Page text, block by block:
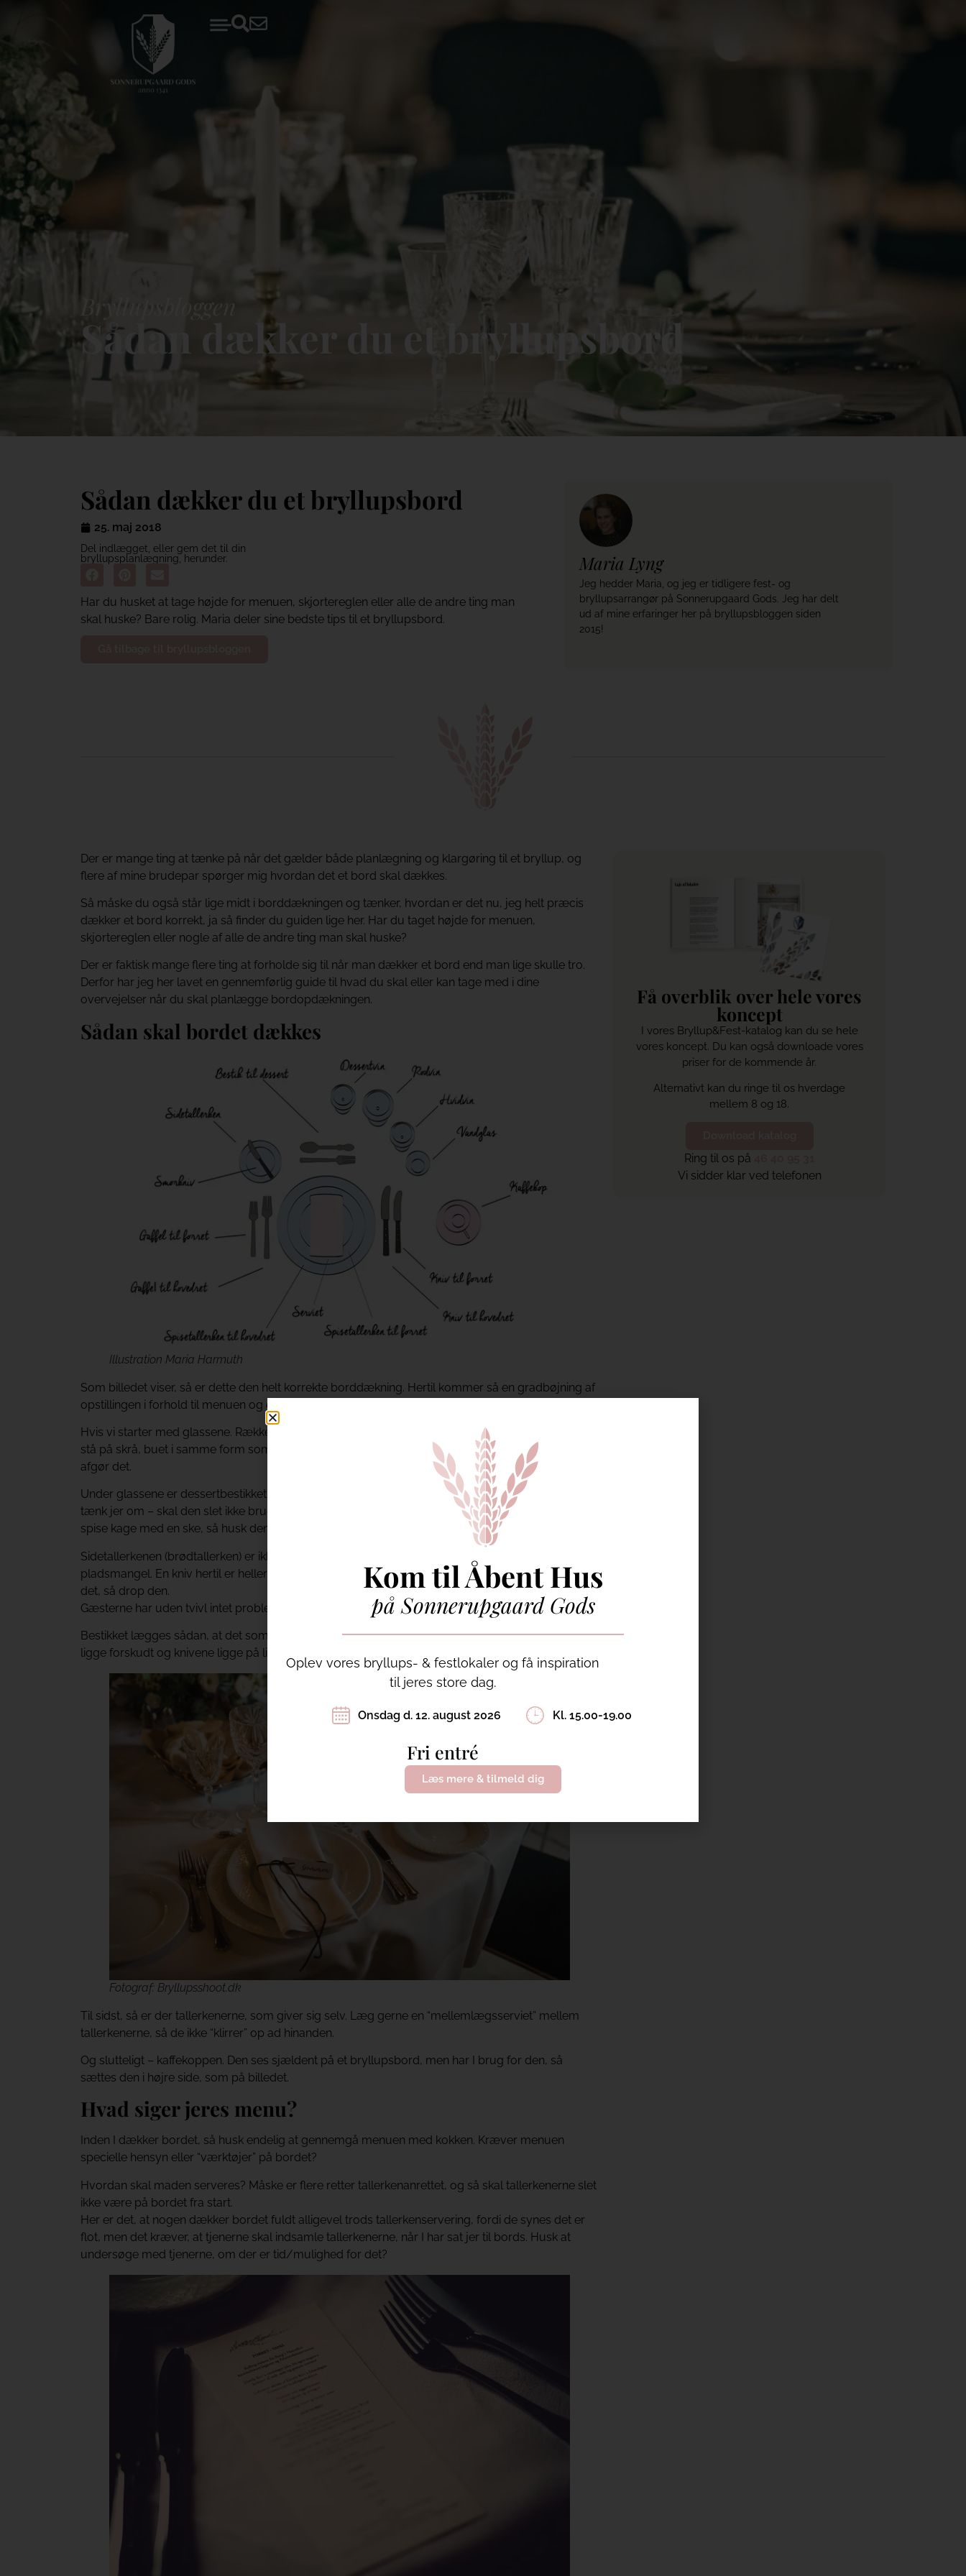
Bryllupsbloggen
Sådan dækker du et bryllupsbord
Sådan dækker du et bryllupsbord
25. maj 2018
Del indlægget, eller gem det til din
bryllupsplanlægning, herunder.
Har du husket at tage højde for menuen, skjortereglen eller alle de andre ting man
skal huske? Bare rolig. Maria deler sine bedste tips til et bryllupsbord.
Maria Lyng
Jeg hedder Maria, og jeg er tidligere fest- og
bryllupsarrangør på Sonnerupgaard Gods. Jeg har delt
ud af mine erfaringer her på bryllupsbloggen siden
2015!
Der er mange ting at tænke på når det gælder både planlægning og klargøring til et bryllup, og
flere af mine brudepar spørger mig hvordan det et bord skal dækkes.
Så måske du også står lige midt i borddækningen og tænker, hvordan er det nu, jeg helt præcis
dækker et bord korrekt, ja så finder du guiden lige her. Har du taget højde for menuen,
skjortereglen eller nogle af alle de andre ting man skal huske?
Der er faktisk mange flere ting at forholde sig til når man dækker et bord end man lige skulle tro.
Derfor har jeg her lavet en gennemførlig guide til hvad du skal eller kan tage med i dine
overvejelser når du skal planlægge bordopdækningen.
Sådan skal bordet dækkes
Illustration Maria Harmuth
Som billedet viser, så er dette den helt korrekte borddækning. Hertil kommer så en gradbøjning af
opstillingen i forhold til menuen og eventuelle hensyn i forhold til pladsen på bordet.
Hvis vi starter med glassene. Rækkefølgen er tydelig, dog bestemmer du selv, om glassene skal
stå på skrå, buet i samme form som tallerkenen, eller på lige linje – måske pladsen på bordet
afgør det.
Under glassene er dessertbestikket; en kagegaffel og en dessertske. Nogen undlader gaflen, men
tænk jer om – skal den slet ikke bruges? Jeg er selv kæmpefan af en kagegaffel og kan helst ikke
spise kage med en ske, så husk den endelig.
Sidetallerkenen (brødtallerken) er ikke altid nødvendig, og nogle gange må den undlades pga.
pladsmangel. En kniv hertil er heller ikke altid nødvendig, så hvis du ikke har en kniv i køkkenet til
det, så drop den.
Gæsterne har uden tvivl intet problem med at bruge samme kniv som til forretten.
Bestikket lægges sådan, at det som skal bruges først lægger yderst. Helt korrekt, så skal gaflerne
ligge forskudt og knivene ligge på lige linje. Skal der en suppeske til, så lægges den ved knivene.
Fotograf: Bryllupsshoot.dk
Til sidst, så er der tallerkenerne, som giver sig selv. Læg gerne en “mellemlægsserviet” mellem
tallerkenerne, så de ikke “klirrer” op ad hinanden.
Og slutteligt – kaffekoppen. Den ses sjældent på et bryllupsbord, men har I brug for den, så
sættes den i højre side, som på billedet.
Hvad siger jeres menu?
Inden I dækker bordet, så husk endelig at gennemgå menuen med kokken. Kræver menuen
specielle hensyn eller “værktøjer” på bordet?
Hvordan skal maden serveres? Måske er flere retter tallerkenanrettet, og så skal tallerkenerne slet
ikke være på bordet fra start.
Her er det, at nogen dækker bordet fuldt alligevel trods tallerkenservering, fordi de synes det er
flot, men det kræver, at tjenerne skal indsamle tallerkenerne, når I har sat jer til bords. Husk at
undersøge med tjenerne, om der er tid/mulighed for det?
Få overblik over hele vores
koncept
I vores Bryllup&Fest-katalog kan du se hele
vores koncept. Du kan også downloade vores
priser for de kommende år.
Alternativt kan du ringe til os hverdage
mellem 8 og 18.
Ring til os på
Vi sidder klar ved telefonen
Kom til Åbent Hus
på Sonnerupgaard Gods
Oplev vores bryllups- & festlokaler og få inspiration
til jeres store dag.
Onsdag d. 12. august 2026 Kl. 15.00-19.00
Fri entré
Læs mere & tilmeld dig